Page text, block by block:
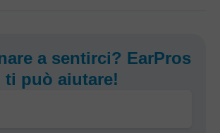
a sentirci? EarPros
ti può aiutare!